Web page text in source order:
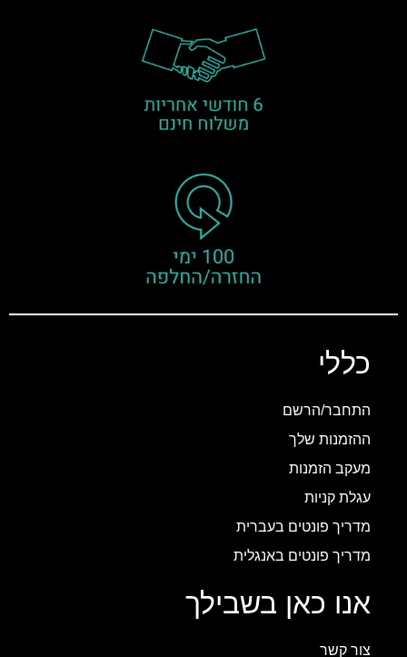
כללי
התחבר/הרשם
ההזמנות שלך
מעקב הזמנות
עגלת קניות
מדריך פונטים בעברית
מדריך פונטים באנגלית
אנו כאן בשבילך
צור קשר